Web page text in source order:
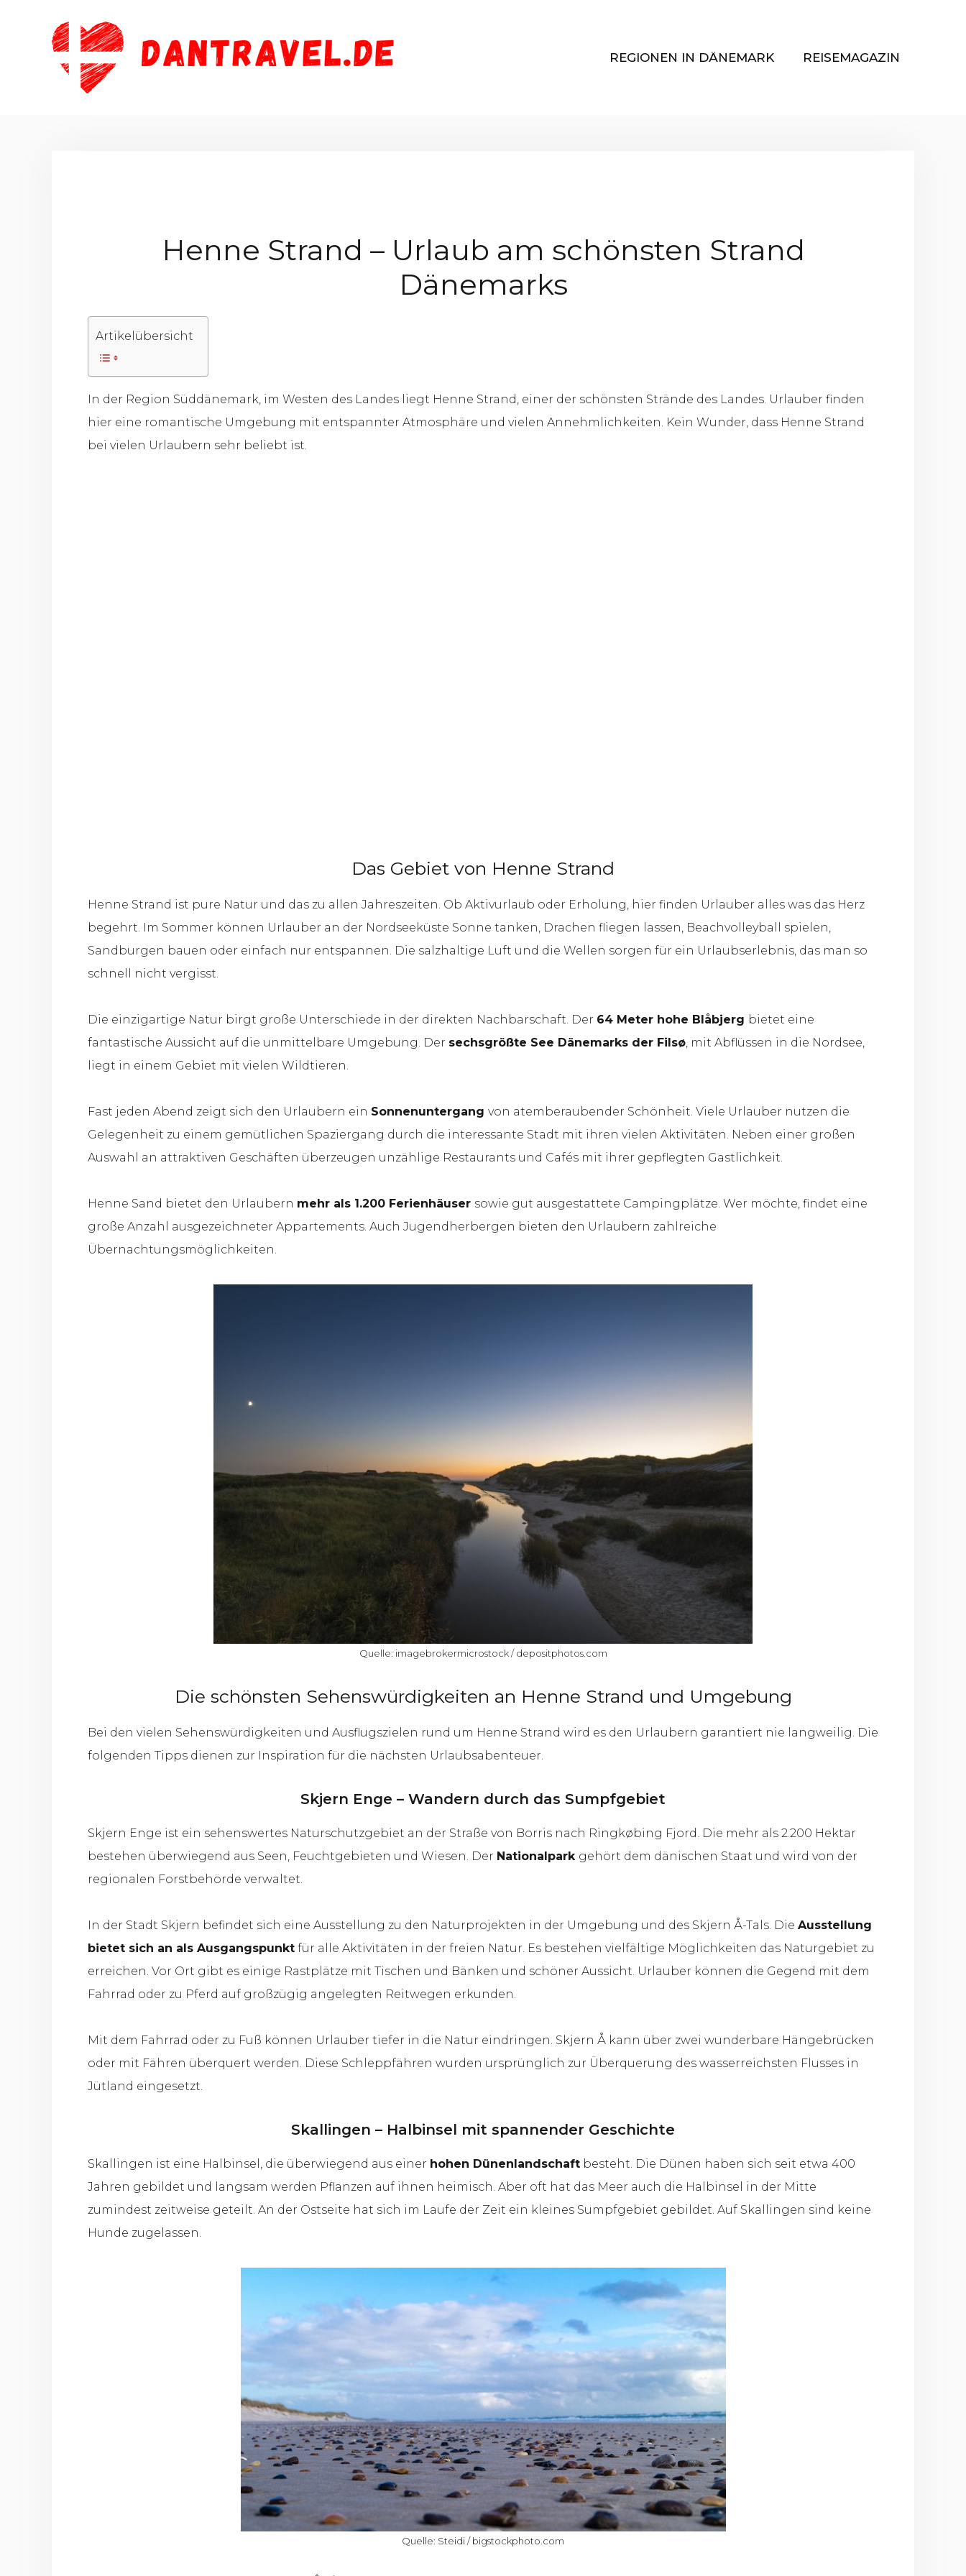
springen
REGIONEN IN DÄNEMARK REISEMAGAZIN
Henne Strand – Urlaub am schönsten Strand
Dänemarks
Artikelübersicht
In der Region Süddänemark, im Westen des Landes liegt Henne Strand, einer der schönsten Strände des Landes. Urlauber finden
hier eine romantische Umgebung mit entspannter Atmosphäre und vielen Annehmlichkeiten. Kein Wunder, dass Henne Strand
bei vielen Urlaubern sehr beliebt ist.
Das Gebiet von Henne Strand
Henne Strand ist pure Natur und das zu allen Jahreszeiten. Ob Aktivurlaub oder Erholung, hier finden Urlauber alles was das Herz
begehrt. Im Sommer können Urlauber an der Nordseeküste Sonne tanken, Drachen fliegen lassen, Beachvolleyball spielen,
Sandburgen bauen oder einfach nur entspannen. Die salzhaltige Luft und die Wellen sorgen für ein Urlaubserlebnis, das man so
schnell nicht vergisst.
Die einzigartige Natur birgt große Unterschiede in der direkten Nachbarschaft. Der 64 Meter hohe Blåbjerg bietet eine
fantastische Aussicht auf die unmittelbare Umgebung. Der sechsgrößte See Dänemarks der Filsø, mit Abflüssen in die Nordsee,
liegt in einem Gebiet mit vielen Wildtieren.
Fast jeden Abend zeigt sich den Urlaubern ein Sonnenuntergang von atemberaubender Schönheit. Viele Urlauber nutzen die
Gelegenheit zu einem gemütlichen Spaziergang durch die interessante Stadt mit ihren vielen Aktivitäten. Neben einer großen
Auswahl an attraktiven Geschäften überzeugen unzählige Restaurants und Cafés mit ihrer gepflegten Gastlichkeit.
Henne Sand bietet den Urlaubern mehr als 1.200 Ferienhäuser sowie gut ausgestattete Campingplätze. Wer möchte, findet eine
große Anzahl ausgezeichneter Appartements. Auch Jugendherbergen bieten den Urlaubern zahlreiche
Übernachtungsmöglichkeiten.
Quelle: imagebrokermicrostock / depositphotos.com
Die schönsten Sehenswürdigkeiten an Henne Strand und Umgebung
Bei den vielen Sehenswürdigkeiten und Ausflugszielen rund um Henne Strand wird es den Urlaubern garantiert nie langweilig. Die
folgenden Tipps dienen zur Inspiration für die nächsten Urlaubsabenteuer.
Skjern Enge – Wandern durch das Sumpfgebiet
Skjern Enge ist ein sehenswertes Naturschutzgebiet an der Straße von Borris nach Ringkøbing Fjord. Die mehr als 2.200 Hektar
bestehen überwiegend aus Seen, Feuchtgebieten und Wiesen. Der Nationalpark gehört dem dänischen Staat und wird von der
regionalen Forstbehörde verwaltet.
In der Stadt Skjern befindet sich eine Ausstellung zu den Naturprojekten in der Umgebung und des Skjern Å-Tals. Die Ausstellung
bietet sich an als Ausgangspunkt für alle Aktivitäten in der freien Natur. Es bestehen vielfältige Möglichkeiten das Naturgebiet zu
erreichen. Vor Ort gibt es einige Rastplätze mit Tischen und Bänken und schöner Aussicht. Urlauber können die Gegend mit dem
Fahrrad oder zu Pferd auf großzügig angelegten Reitwegen erkunden.
Mit dem Fahrrad oder zu Fuß können Urlauber tiefer in die Natur eindringen. Skjern Å kann über zwei wunderbare Hängebrücken
oder mit Fähren überquert werden. Diese Schleppfähren wurden ursprünglich zur Überquerung des wasserreichsten Flusses in
Jütland eingesetzt.
Skallingen – Halbinsel mit spannender Geschichte
Skallingen ist eine Halbinsel, die überwiegend aus einer hohen Dünenlandschaft besteht. Die Dünen haben sich seit etwa 400
Jahren gebildet und langsam werden Pflanzen auf ihnen heimisch. Aber oft hat das Meer auch die Halbinsel in der Mitte
zumindest zeitweise geteilt. An der Ostseite hat sich im Laufe der Zeit ein kleines Sumpfgebiet gebildet. Auf Skallingen sind keine
Hunde zugelassen.
Quelle: Steidi / bigstockphoto.com